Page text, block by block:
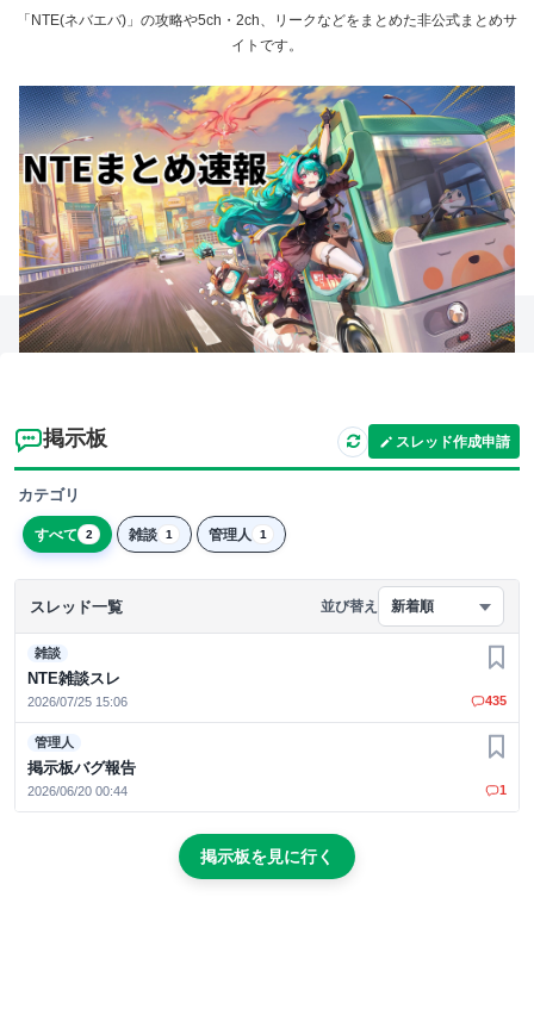
「NTE(ネバエバ)」の攻略や5ch・2ch、リークなどをまとめた非公式まとめサ
イトです。
掲示板 スレッド作成申請
カテゴリ
すべて 2 雑談 1 管理人 1
スレッド一覧 並び替え 新着順
雑談
NTE雑談スレ
2026/07/25 15:06
お気
435
管理人
掲示板バグ報告
2026/06/20 00:44
お気
1
掲示板を見に行く